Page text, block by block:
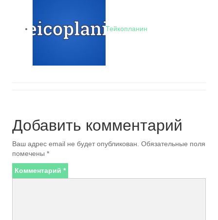
Тейкопланин
Добавить комментарий
Ваш адрес email не будет опубликован. Обязательные поля
помечены *
Комментарий *